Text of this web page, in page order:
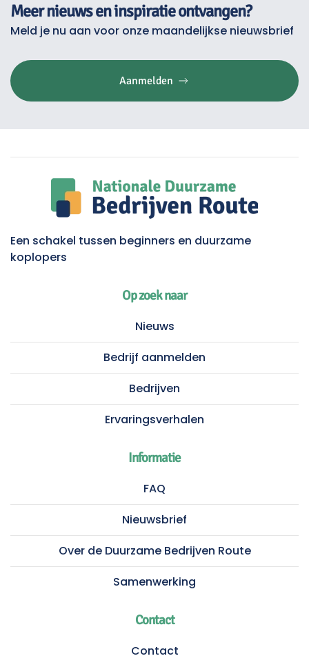
Meer nieuws en inspiratie ontvangen?
Meld je nu aan voor onze maandelijkse nieuwsbrief
Aanmelden
Een schakel tussen beginners en duurzame
koplopers
Op zoek naar
Nieuws
Bedrijf aanmelden
Bedrijven
Ervaringsverhalen
Informatie
FAQ
Nieuwsbrief
Over de Duurzame Bedrijven Route
Samenwerking
Contact
Contact